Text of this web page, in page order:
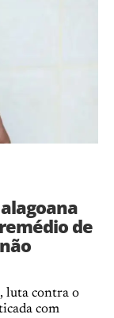
de
luta contra o
com